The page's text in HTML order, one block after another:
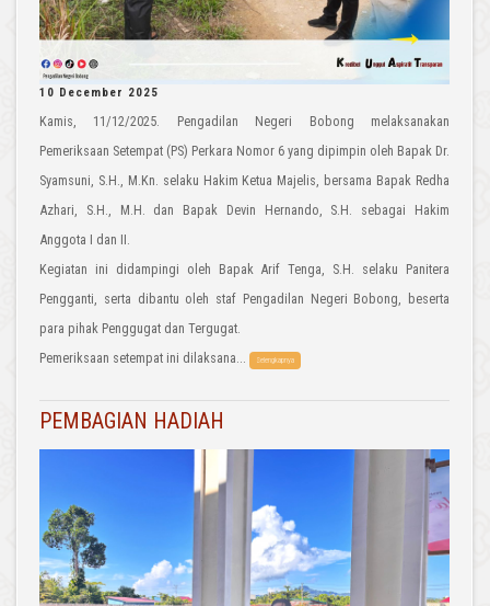
10 December 2025
Kamis, 11/12/2025. Pengadilan Negeri Bobong melaksanakan
Pemeriksaan Setempat (PS) Perkara Nomor 6 yang dipimpin oleh Bapak Dr.
Syamsuni, S.H., M.Kn. selaku Hakim Ketua Majelis, bersama Bapak Redha
Azhari, S.H., M.H. dan Bapak Devin Hernando, S.H. sebagai Hakim
Anggota I dan II.
Kegiatan ini didampingi oleh Bapak Arif Tenga, S.H. selaku Panitera
Pengganti, serta dibantu oleh staf Pengadilan Negeri Bobong, beserta
para pihak Penggugat dan Tergugat.
Pemeriksaan setempat ini dilaksana...
Selengkapnya
PEMBAGIAN HADIAH